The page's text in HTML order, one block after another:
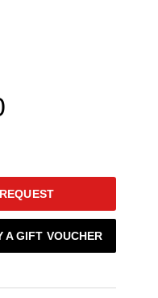
REQUEST
A GIFT VOUCHER